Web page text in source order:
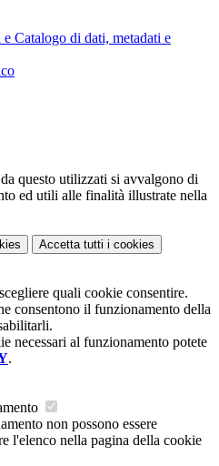
Catalogo di dati, metadati e
questo utilizzati si avvalgono di
ed utili alle finalità illustrate nella
Accetta tutti i cookies
quali cookie consentire.
consentono il funzionamento della
necessari al funzionamento potete
.
non possono essere
l'elenco nella pagina della cookie